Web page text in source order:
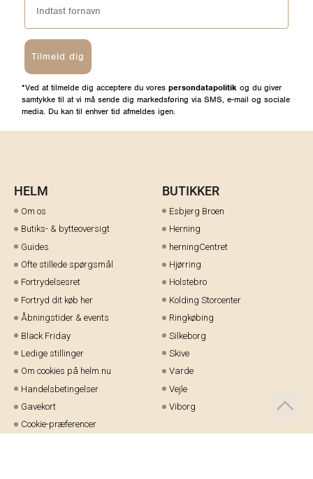
Tilmeld dig
*Ved at tilmelde dig acceptere du vores persondatapolitik og du giver
samtykke til at vi må sende dig markedsføring via SMS, e-mail og sociale
media. Du kan til enhver tid afmeldes igen.
HELM
Om os
Butiks- & bytteoversigt
Guides
Ofte stillede spørgsmål
Fortrydelsesret
Fortryd dit køb her
Åbningstider & events
Black Friday
Ledige stillinger
Om cookies på helm.nu
Handelsbetingelser
Gavekort
Cookie-præferencer
BUTIKKER
Esbjerg Broen
Herning
herningCentret
Hjørring
Holstebro
Kolding Storcenter
Ringkøbing
Silkeborg
Skive
Varde
Vejle
Viborg